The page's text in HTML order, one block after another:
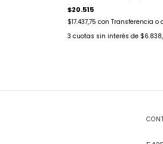
$20.515
$17.437,75 con Transferencia o
3 cuotas sin interés de